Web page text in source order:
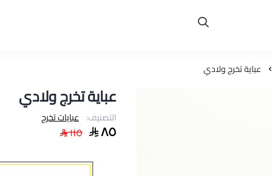
عباية تخرج ولادي
عباية تخرج ولادي
التصنيف: عبايات تخرج
٨٥ ١١٥